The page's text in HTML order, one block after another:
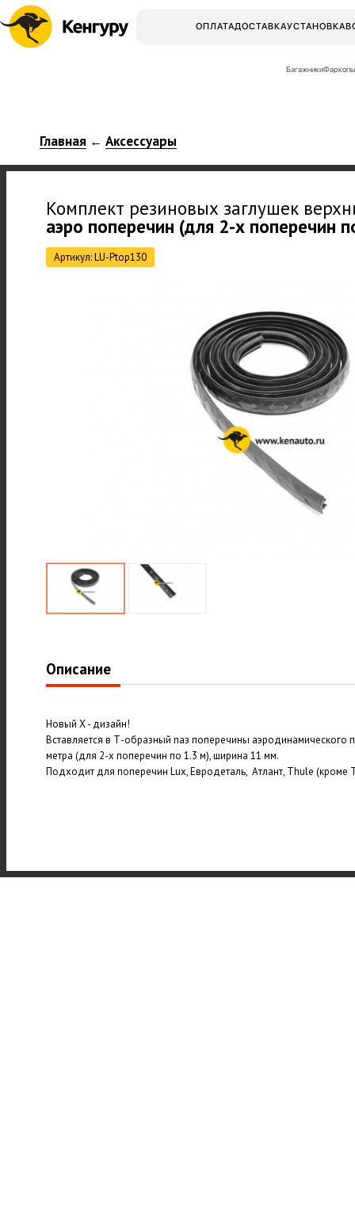
ОПЛАТАДОСТАВКАУСТАНОВКА
БагажникиФаркопы
Главная ← Аксессуары
Комплект резиновых заглушек
аэро поперечин (для 2-х поперечин
Артикул: LU-Ptop130
Описание
Новый Х - дизайн!
Вставляется в Т-образный паз поперечины аэродинамического
метра (для 2-х поперечин по 1.3 м), ширина 11 мм.
Подходит для поперечин Lux, Евродеталь, Атлант, Thule (кроме